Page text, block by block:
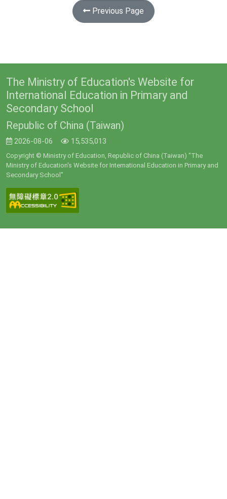
Previous Page
The Ministry of Education's Website for
International Education in Primary and
Secondary School
Republic of China (Taiwan)
2026-08-06 15,535,013
Copyright © Ministry of Education, Republic of China (Taiwan) "The
Ministry of Education's Website for International Education in Primary and
Secondary School"